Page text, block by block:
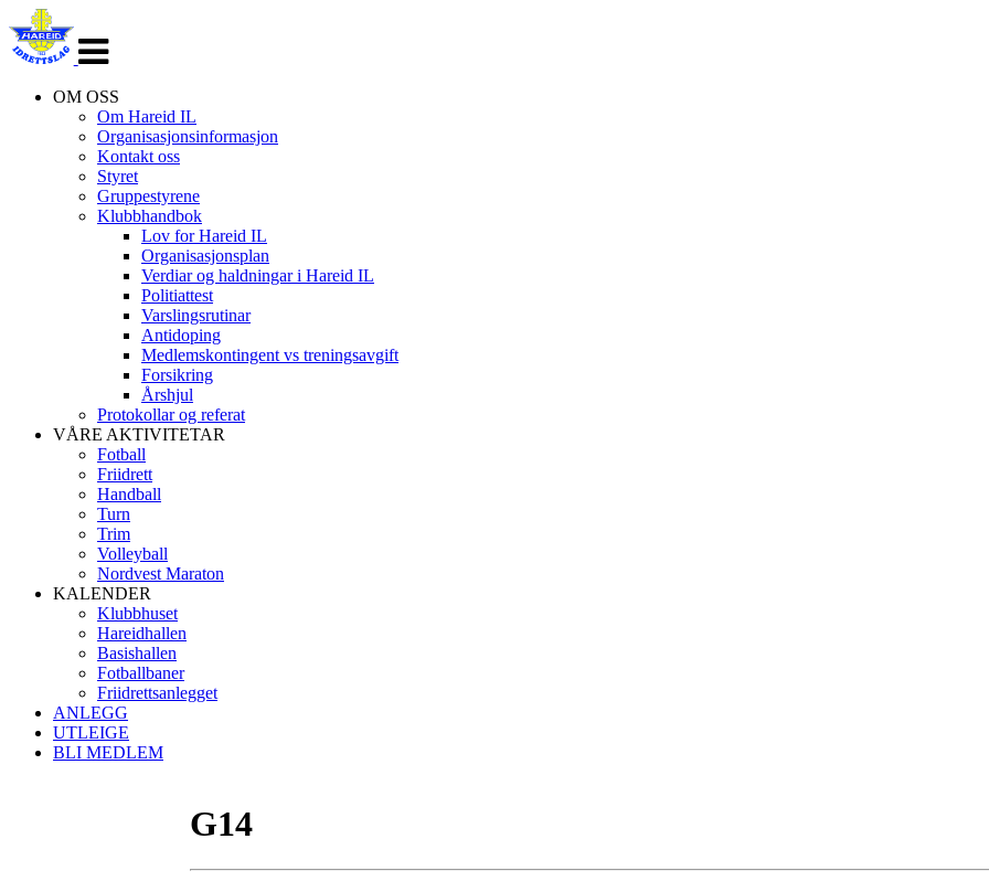
navigasjon
OM OSS
Om Hareid IL
Organisasjonsinformasjon
Kontakt oss
Styret
Gruppestyrene
Klubbhandbok
Lov for Hareid IL
Organisasjonsplan
Verdiar og haldningar i Hareid IL
Politiattest
Varslingsrutinar
Antidoping
Medlemskontingent vs treningsavgift
Forsikring
Årshjul
Protokollar og referat
VÅRE AKTIVITETAR
Fotball
Friidrett
Handball
Turn
Trim
Volleyball
Nordvest Maraton
KALENDER
Klubbhuset
Hareidhallen
Basishallen
Fotballbaner
Friidrettsanlegget
ANLEGG
UTLEIGE
BLI MEDLEM
G14